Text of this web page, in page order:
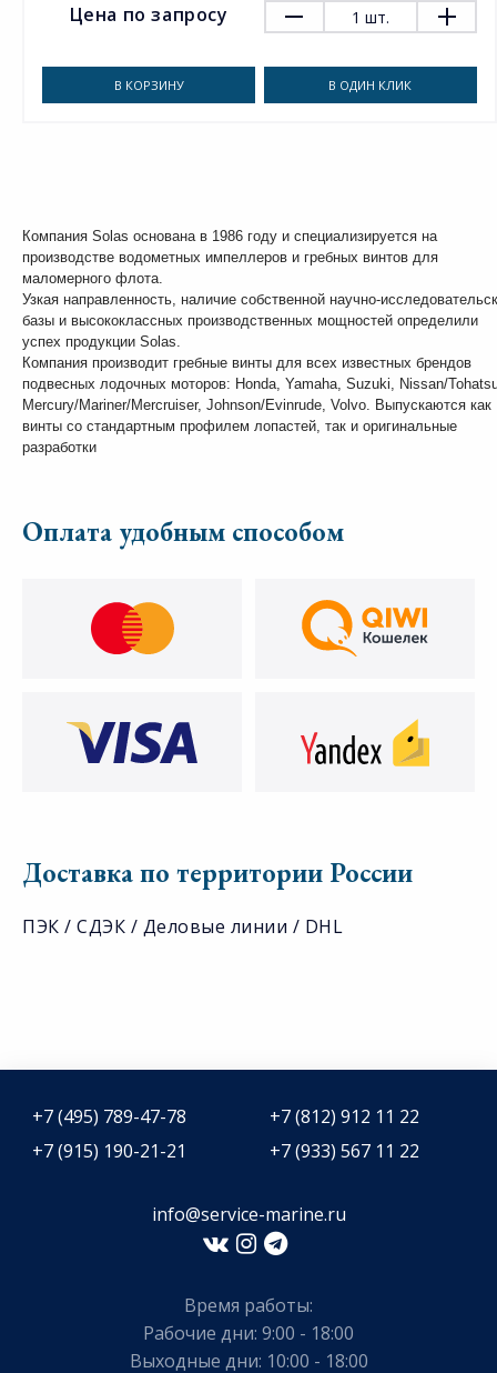
Цена по запросу 1 шт.
В КОРЗИНУ В ОДИН КЛИК
Компания Solas основана в 1986 году и специализируется на
производстве водометных импеллеров и гребных винтов для
маломерного флота.
Узкая направленность, наличие собственной научно-
базы и высококлассных производственных мощностей определили
успех продукции Solas.
Компания производит гребные винты для всех известных брендов
подвесных лодочных моторов: Honda, Yamaha, Suzuki, Nissan/
Mercury/Mariner/Mercruiser, Johnson/Evinrude, Volvo. Выпускаются как
винты со стандартным профилем лопастей, так и оригинальные
разработки
Оплата удобным способом
Доставка по территории России
ПЭК / СДЭК / Деловые линии / DHL
+7 (495) 789-47-78
+7 (812) 912 11 22
+7 (915) 190-21-21
+7 (933) 567 11 22
info@service-marine.ru​​
Время работы:
Рабочие дни: 9:00 - 18:00
Выходные дни: 10:00 - 18:00